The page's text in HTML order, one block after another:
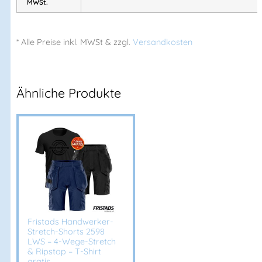
Industriewäsche geeignet nach ISO 15797
Knietaschen für höhenverstellbare Kniepolster
OEKO-TEX® zertifiziert
Ausstattung & Funktionen
2-Wege-Reißverschluss
2 Latztaschen mit Reißverschluss
2 Brusttaschen mit Reißverschluss
Elastische Hosenträger
D-Ring
2 Vordertaschen mit Druckknopf
Doppelt verstärkte Schrittnaht
2 Gesäßtaschen mit Patte und Klettverschluss
MWSt.
* Alle Preise inkl. MWSt & zzgl. Versandkosten
Ähnliche Produkte
Fristads Handwerker-
Stretch-Shorts 2598
LWS – 4-Wege-Stretch
& Ripstop – T-Shirt